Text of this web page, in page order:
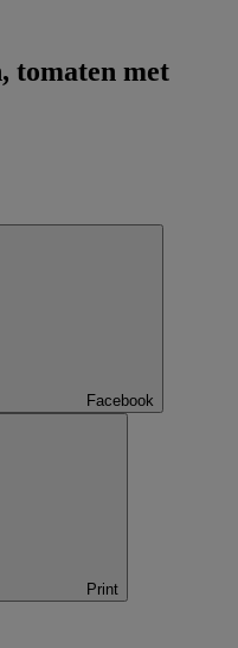
tomaten met
Facebook
Print